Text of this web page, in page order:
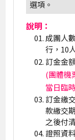
選項。
說明：
成團人
行，10
訂金金
(團體機
當日臨
訂金繳
款繳交
之後付
證照資